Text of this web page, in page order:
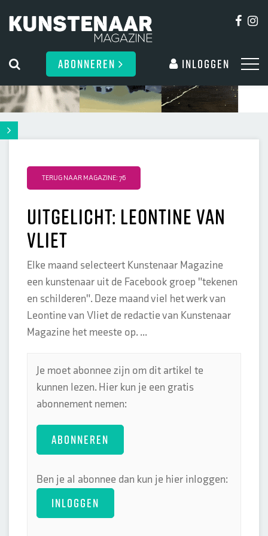
ABONNEREN Inloggen
TERUG NAAR MAGAZINE: 76
Uitgelicht: Leontine van
Vliet
Elke maand selecteert Kunstenaar Magazine
een kunstenaar uit de Facebook groep "tekenen
en schilderen". Deze maand viel het werk van
Leontine van Vliet de redactie van Kunstenaar
Magazine het meeste op. ...
Je moet abonnee zijn om dit artikel te
kunnen lezen. Hier kun je een gratis
abonnement nemen:
ABONNEREN
Ben je al abonnee dan kun je hier inloggen:
INLOGGEN